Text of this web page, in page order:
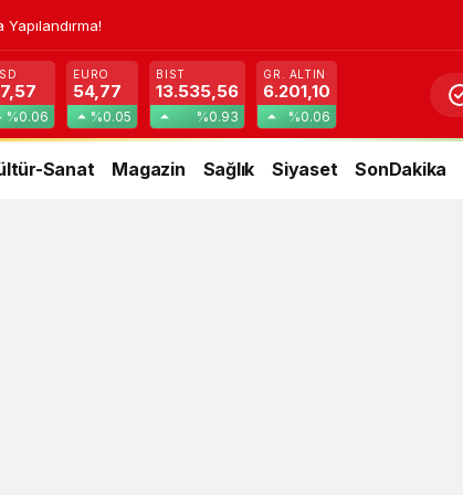
%0.06
EURO
54,77
%0.05
BIST
13.535,56
%0.93
GR. ALTIN
6.201,10
%0.06
Sanat Magazin Sağlık Siyaset SonDakika